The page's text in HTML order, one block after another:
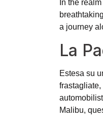
In the
a journey
La
Estesa su
Malibu,